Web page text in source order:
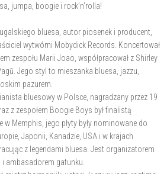
jumpa, boogie i rock’n’rolla!
bluesa, autor piosenek i producent,
wytwórni Mobydick Records. Koncertował
zespołu Marii Joao, współpracował z Shirley
Jego styl to mieszanka bluesa, jazzu,
pazurem.
bluesowy w Polsce, nagradzany przez 19
z zespołem Boogie Boys był finalistą
w Memphis, jego płyty były nominowane do
Japonii, Kanadzie, USA i w krajach
z legendami bluesa. Jest organizatorem
ambasadorem gatunku.